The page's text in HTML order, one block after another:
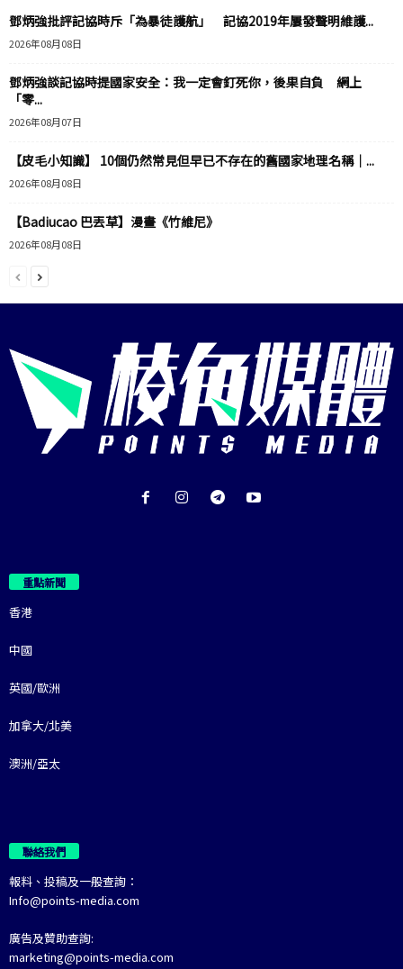
鄧炳強批評記協時斥「為暴徒護航」 記協2019年屢發聲明維護...
2026年08月08日
鄧炳強談記協時提國家安全：我一定會釘死你，後果自負 網上
「零...
2026年08月07日
【皮毛小知識】 10個仍然常見但早已不存在的舊國家地理名稱｜...
2026年08月08日
【Badiucao 巴丟草】漫畫《竹維尼》
2026年08月08日
重點新聞
香港
中國
英國/歐洲
加拿大/北美
澳洲/亞太
聯絡我們
報料、投稿及一般查詢：
Info@points-media.com
廣告及贊助查詢:
marketing@points-media.com